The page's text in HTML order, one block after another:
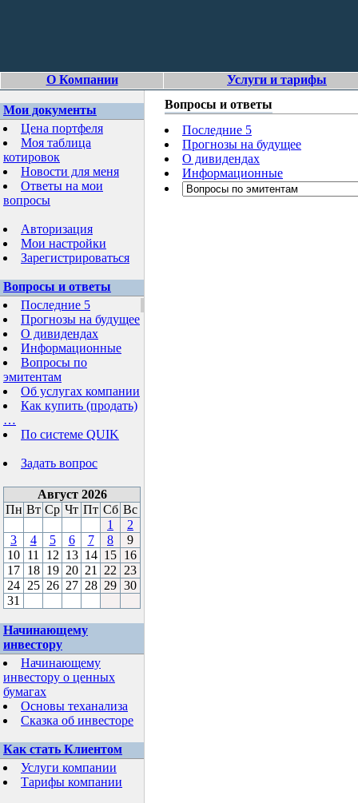
О Компании Услуги и тарифы
Мои документы
Цена портфеля
Моя таблица
котировок
Новости для меня
Ответы на мои
вопросы
Авторизация
Мои настройки
Зарегистрироваться
Вопросы и ответы
Последние 5
Прогнозы на будущее
О дивидендах
Информационные
Вопросы по
эмитентам
Об услугах компании
Как купить (продать)
…
По системе QUIK
Задать вопрос
Август 2026
Пн Вт Ср Чт Пт Сб Вс
1
2
3
4 5 6 7 8
9
10 11 12 13 14 15 16
17 18 19 20 21 22
23
24 25 26 27 28 29 30
31
Начинающему
инвестору
Начинающему
инвестору о ценных
бумагах
Основы теханализа
Сказка об инвесторе
Как стать Клиентом
Услуги компании
Тарифы компании
Вопросы и ответы
Последние 5
Прогнозы на будущее
О дивидендах
Информационные